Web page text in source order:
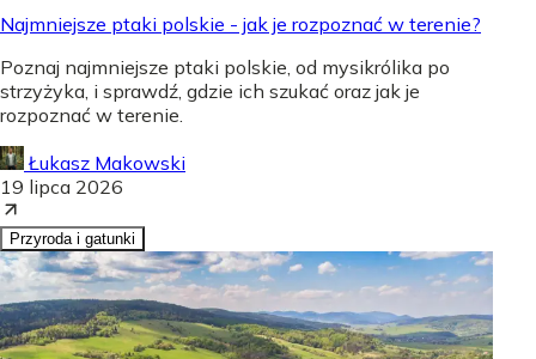
Najmniejsze ptaki polskie - jak je rozpoznać w terenie?
Poznaj najmniejsze ptaki polskie, od mysikrólika po
strzyżyka, i sprawdź, gdzie ich szukać oraz jak je
rozpoznać w terenie.
Łukasz Makowski
19 lipca 2026
Przyroda i gatunki